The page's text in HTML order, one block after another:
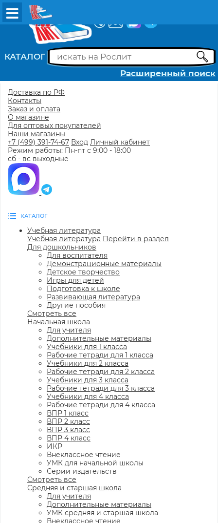
КАТАЛОГ
Расширенный поиск
Доставка по РФ
Контакты
Заказ и оплата
О магазине
Для оптовых покупателей
Наши магазины
+7 (499) 391-74-67 Вход Личный кабинет
Режим работы: Пн-пт с 9:00 - 18:00
сб - вс выходные
КАТАЛОГ
Учебная литература
Учебная литература Перейти в раздел
Для дошкольников
Для воспитателя
Демонстрационные материалы
Детское творчество
Игры для детей
Подготовка к школе
Развивающая литература
Другие пособия
Смотреть все
Начальная школа
Для учителя
Дополнительные материалы
Учебники для 1 класса
Рабочие тетради для 1 класса
Учебники для 2 класса
Рабочие тетради для 2 класса
Учебники для 3 класса
Рабочие тетради для 3 класса
Учебники для 4 класса
Рабочие тетради для 4 класса
ВПР 1 класс
ВПР 2 класс
ВПР 3 класс
ВПР 4 класс
ИКР
Внеклассное чтение
УМК для начальной школы
Серии издательств
Смотреть все
Средняя и старшая школа
Для учителя
Дополнительные материалы
УМК средняя и старшая школа
Внеклассное чтение